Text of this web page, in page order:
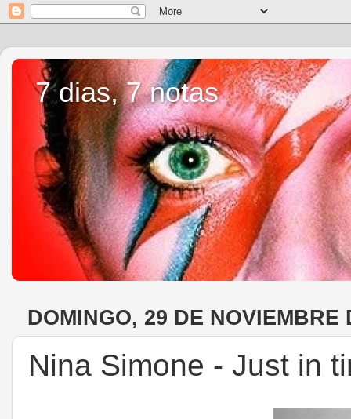
7 dias, 7 notas
DOMINGO, 29 DE NOVIEMBRE
Nina Simone - Just in